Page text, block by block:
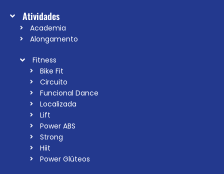
Atividades
Academia
Alongamento
Fitness
Bike Fit
Circuito
Funcional Dance
Localizada
Lift
Power ABS
Strong
Hiit
Power Glúteos